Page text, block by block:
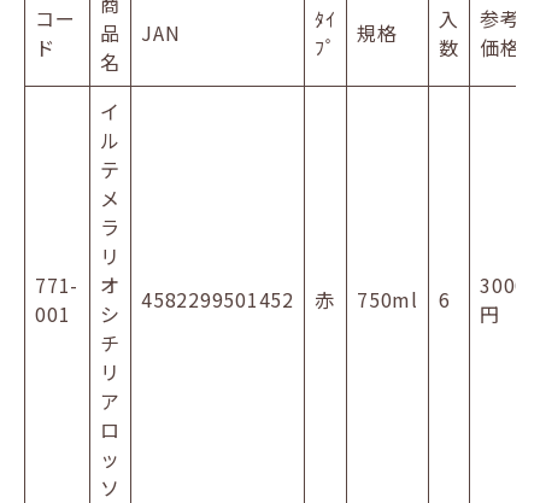
コー
ド
品
名
JAN
ﾀｲ
ﾌﾟ
規格
入
数
参考
価格
771-
001
イ
ル
テ
メ
ラ
リ
オ
シ
チ
リ
ア
ロ
ッ
ソ
4582299501452 赤 750ml 6
3000
円